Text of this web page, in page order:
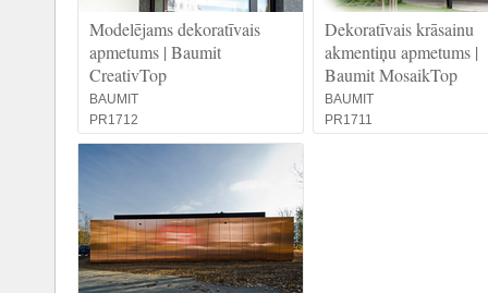
Modelējams dekoratīvais
apmetums | Baumit
CreativTop
BAUMIT
PR1712
Dekoratīvais krāsainu
akmentiņu apmetums |
Baumit MosaikTop
BAUMIT
PR1711